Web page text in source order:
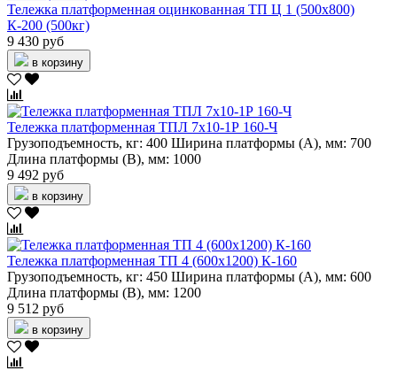
Тележка платформенная оцинкованная ТП Ц 1 (500х800)
К-200 (500кг)
9 430 руб
в корзину
Тележка платформенная ТПЛ 7х10-1Р 160-Ч
Грузоподъемность, кг: 400 Ширина платформы (А), мм: 700
Длина платформы (В), мм: 1000
9 492 руб
в корзину
Тележка платформенная ТП 4 (600х1200) К-160
Грузоподъемность, кг: 450 Ширина платформы (А), мм: 600
Длина платформы (В), мм: 1200
9 512 руб
в корзину